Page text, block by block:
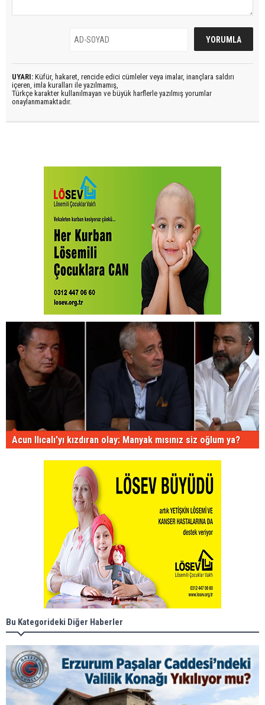
UYARI: Küfür, hakaret, rencide edici cümleler veya imalar, inançlara saldırı
içeren, imla kuralları ile yazılmamış,
Türkçe karakter kullanılmayan ve büyük harflerle yazılmış yorumlar
onaylanmamaktadır.
Acun Ilıcalı'yı kızdıran olay: Manyak mısınız siz oğlum ya?
Bu Kategorideki Diğer Haberler